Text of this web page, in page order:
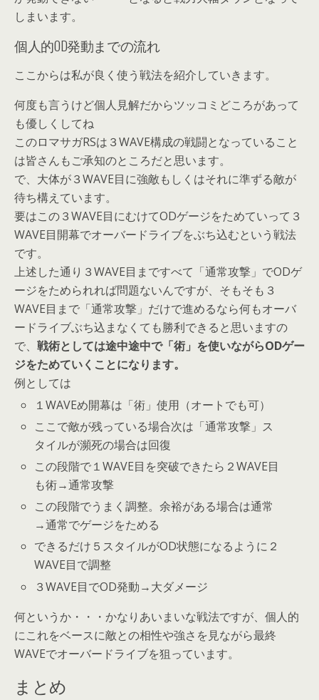
しまいます。
個人的OD発動までの流れ
ここからは私が良く使う戦法を紹介していきます。
何度も言うけど個人見解だからツッコミどころがあって
も優しくしてね
このロマサガRSは３WAVE構成の戦闘となっていること
は皆さんもご承知のところだと思います。
で、大体が３WAVE目に強敵もしくはそれに準ずる敵が
待ち構えています。
要はこの３WAVE目にむけてODゲージをためていって３
WAVE目開幕でオーバードライブをぶち込むという戦法
です。
上述した通り３WAVE目まですべて「通常攻撃」でODゲ
ージをためられれば問題ないんですが、そもそも ３
WAVE目まで「通常攻撃」だけで進めるなら何もオーバ
ードライブぶち込まなくても勝利できると思いますの
で、 戦術としては途中途中で「術」を使いながらODゲー
ジをためていくことになります。
例としては
１WAVEめ開幕は「術」使用（オートでも可）
ここで敵が残っている場合次は「通常攻撃」ス
タイルが瀕死の場合は回復
この段階で１WAVE目を突破できたら２WAVE目
も術→通常攻撃
この段階でうまく調整。余裕がある場合は通常
→通常でゲージをためる
できるだけ５スタイルがOD状態になるように２
WAVE目で調整
３WAVE目でOD発動→大ダメージ
何というか・・・かなりあいまいな戦法ですが、個人的
にこれをベースに敵との相性や強さを見ながら最終
WAVEでオーバードライブを狙っています。
まとめ